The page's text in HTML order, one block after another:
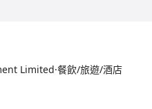
Limited·餐飲/旅遊/酒店